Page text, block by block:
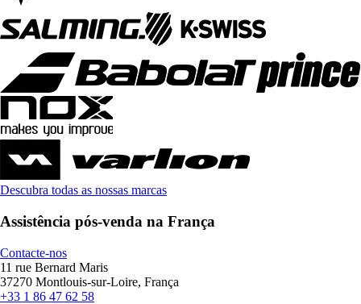
Descubra todas as nossas marcas
Assistência pós-venda na França
Contacte-nos
11 rue Bernard Maris
37270 Montlouis-sur-Loire, França
+33 1 86 47 62 58